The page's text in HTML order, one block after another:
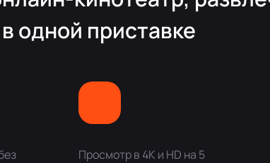
одной приставке
Просмотр в 4K и HD на 5